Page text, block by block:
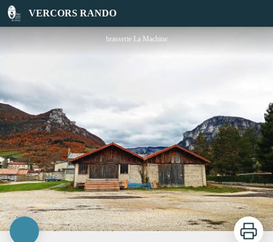
VERCORS RANDO
La Machine - brasserie artisanale
brasserie La Machine
Imprimer